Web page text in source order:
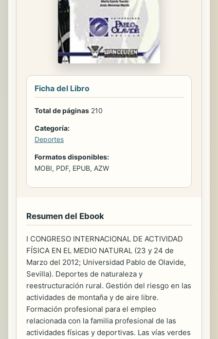
Ficha del Libro
Total de páginas 210
Categoría:
Deportes
Formatos disponibles:
MOBI, PDF, EPUB, AZW
Resumen del Ebook
I CONGRESO INTERNACIONAL DE ACTIVIDAD
FÍSICA EN EL MEDIO NATURAL (23 y 24 de
Marzo del 2012; Universidad Pablo de Olavide,
Sevilla). Deportes de naturaleza y
reestructuración rural. Gestión del riesgo en las
actividades de montaña y de aire libre.
Formación profesional para el empleo
relacionada con la familia profesional de las
actividades físicas y deportivas. Las vías verdes